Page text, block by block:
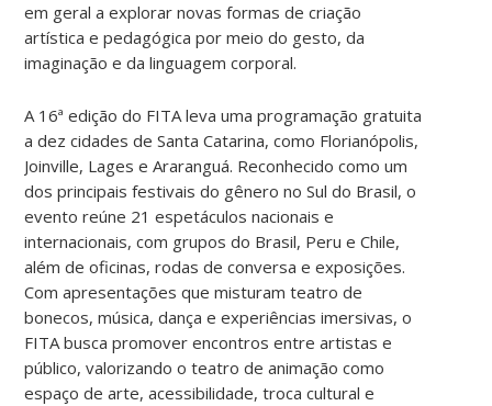
em geral a explorar novas formas de criação
artística e pedagógica por meio do gesto, da
imaginação e da linguagem corporal.
A 16ª edição do FITA leva uma programação gratuita
a dez cidades de Santa Catarina, como Florianópolis,
Joinville, Lages e Araranguá. Reconhecido como um
dos principais festivais do gênero no Sul do Brasil, o
evento reúne 21 espetáculos nacionais e
internacionais, com grupos do Brasil, Peru e Chile,
além de oficinas, rodas de conversa e exposições.
Com apresentações que misturam teatro de
bonecos, música, dança e experiências imersivas, o
FITA busca promover encontros entre artistas e
público, valorizando o teatro de animação como
espaço de arte, acessibilidade, troca cultural e